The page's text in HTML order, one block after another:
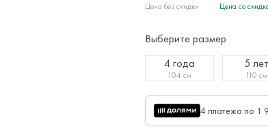
Цена без скидки Цена со
Выберите размер
4 года
104 см
5 лет
110 см
4 платежа по 1